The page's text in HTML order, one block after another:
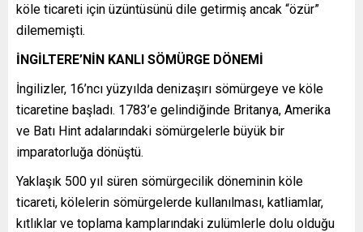
köle ticareti için üzüntüsünü dile getirmiş ancak “özür”
dilememişti.
İNGİLTERE’NİN KANLI SÖMÜRGE DÖNEMİ
İngilizler, 16’ncı yüzyılda denizaşırı sömürgeye ve köle
ticaretine başladı. 1783’e gelindiğinde Britanya, Amerika
ve Batı Hint adalarındaki sömürgelerle büyük bir
imparatorluğa dönüştü.
Yaklaşık 500 yıl süren sömürgecilik döneminin köle
ticareti, kölelerin sömürgelerde kullanılması, katliamlar,
kıtlıklar ve toplama kamplarındaki zulümlerle dolu olduğu